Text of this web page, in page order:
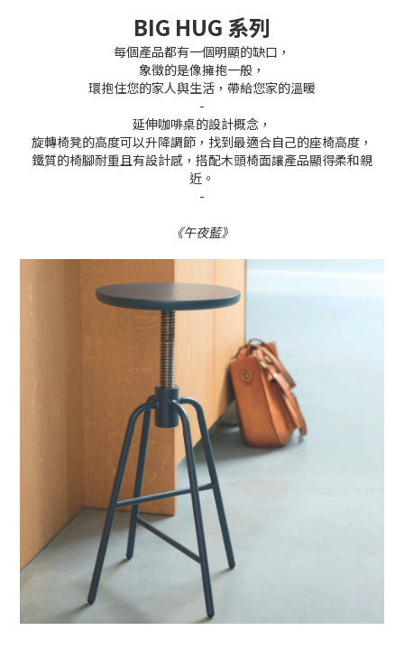
BIG HUG 系列
每個產品都有一個明顯的缺口，
象徵的是像擁抱一般，
環抱住您的家人與生活，帶給您家的溫暖
-
延伸咖啡桌的設計概念，
旋轉椅凳的高度可以升降調節，找到最適合自己的座椅高度，
鐵質的椅腳耐重且有設計感，搭配木頭椅面讓產品顯得柔和親
近。
-
《午夜藍》